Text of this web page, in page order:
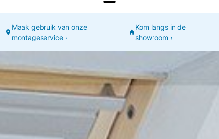
Maak gebruik van onze
montageservice ›
Kom langs in de
showroom ›